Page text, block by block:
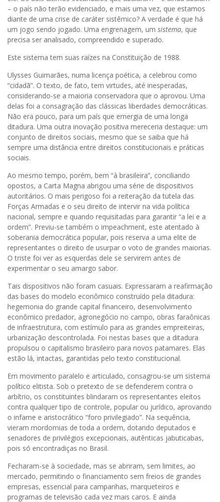
– o país não terão evidenciado, e mais uma vez, que estamos
diante de uma crise de caráter sistêmico? A verdade é que há
um jogo sendo jogado. Uma engrenagem, um sistema, que
precisa ser analisado, compreendido e superado.
Este sistema tem suas raízes na Constituição de 1988.
Ulysses Guimarães, numa licença poética, a celebrou como
“cidadã”. O texto, de fato, tem virtudes, até inesperadas,
considerando-se a maioria conservadora que o aprovou. Uma
delas foi a consagração das clássicas liberdades democráticas.
Não era pouco, para um país que emergia de uma longa
ditadura. Uma outra inovação positiva mereceria destaque: um
conjunto de direitos sociais, mesmo que se saiba que há
sempre uma distância entre direitos constitucionais e práticas
sociais.
Ao mesmo tempo, porém, bem “à brasileira”, conciliando
opostos, a Carta Magna abrigou uma série de dispositivos
autoritários. O mais perigoso foi a reiteração da tutela das
Forças Armadas e o seu direito de intervir na vida política
nacional, sempre e quando requisitadas para garantir “a lei e a
ordem”. Previu-se também o impeachment, este atentado à
soberania democrática popular, pois reserva a uma elite de
representantes o direito de usurpar o voto de grandes maiorias.
O triste foi ver as esquerdas dele se servirem antes de
experimentar o seu amargo sabor.
Tais dispositivos não foram casuais. Expressaram a reafirmação
das bases do modelo econômico construído pela ditadura:
hegemonia do grande capital financeiro, desenvolvimento
econômico predador, agronegócio no campo, obras faraônicas
de infraestrutura, com estímulo para as grandes empreiteiras,
urbanização descontrolada. Foi nestas bases que a ditadura
propulsou o capitalismo brasileiro para novos patamares. Elas
estão lá, intactas, garantidas pelo texto constitucional.
Em movimento paralelo e articulado, consagrou-se um sistema
político elitista. Sob o pretexto de se defenderem contra o
arbítrio, os constituintes blindaram os representantes eleitos
contra qualquer tipo de controle, popular ou jurídico, aprovando
o infame e aristocrático “foro privilegiado”. Na sequência,
vieram mordomias de toda a ordem, dotando deputados e
senadores de privilégios excepcionais, autênticas jabuticabas,
pois só encontradiças no Brasil.
Fecharam-se à sociedade, mas se abriram, sem limites, ao
mercado, permitindo o financiamento sem freios de grandes
empresas, essencial para campanhas, marqueteiros e
programas de televisão cada vez mais caros. E ainda